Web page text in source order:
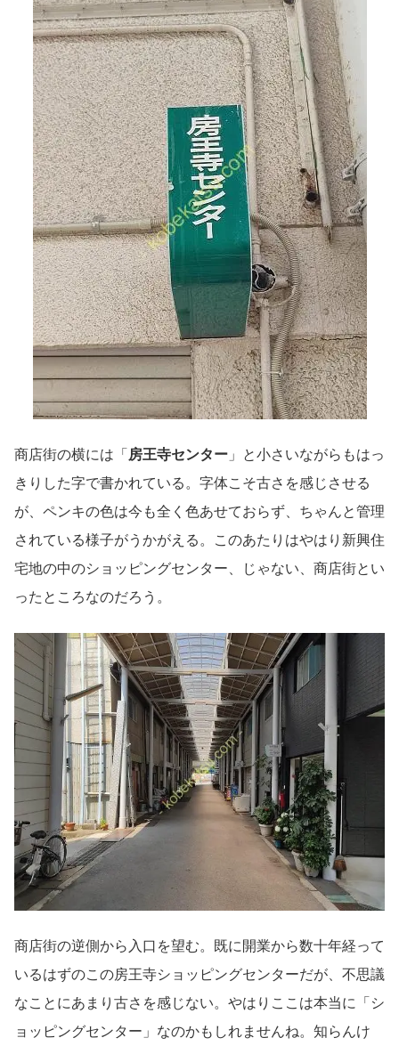
商店街の横には「 房王寺センター 」と小さいながらもはっ
きりした字で書かれている。字体こそ古さを感じさせる
が、ペンキの色は今も全く色あせておらず、ちゃんと管理
されている様子がうかがえる。このあたりはやはり新興住
宅地の中のショッピングセンター、じゃない、商店街とい
ったところなのだろう。
商店街の逆側から入口を望む。既に開業から数十年経って
いるはずのこの房王寺ショッピングセンターだが、不思議
なことにあまり古さを感じない。やはりここは本当に「シ
ョッピングセンター」なのかもしれませんね。知らんけ